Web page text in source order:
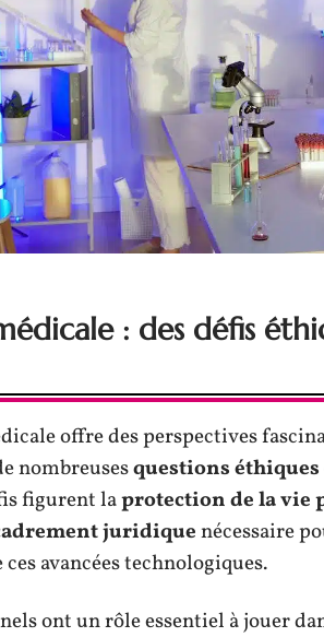
: des défis
offre des perspectives
nombreusesquestions éthiques
figurent laprotection de la vie
juridiquenécessaire
avancées technologiques.
ont un rôle essentiel à jouer